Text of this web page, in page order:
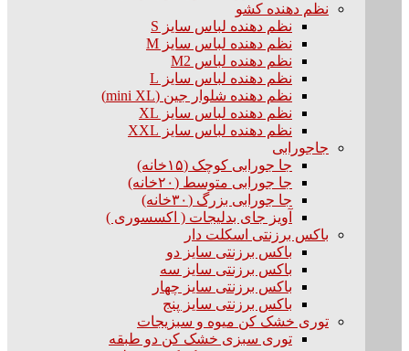
نظم دهنده کشو
نظم دهنده لباس سایز S
نظم دهنده لباس سایز M
نظم دهنده لباس M2
نظم دهنده لباس سایز L
نظم دهنده شلوار جین (mini XL)
نظم دهنده لباس سایز XL
نظم دهنده لباس سایز XXL
جاجورابی
جا جورابی کوچک (۱۵خانه)
جا جورابی متوسط (۲۰خانه)
جا جورابی بزرگ (۳۰خانه)
آویز جای بدلیجات ( اکسسوری )
باکس برزنتی اسکلت دار
باکس برزنتی سایز دو
باکس برزنتی سایز سه
باکس برزنتی سایز چهار
باکس برزنتی سایز پنج
توری خشک کن میوه و سبزیجات
توری سبزی خشک کن دو طبقه